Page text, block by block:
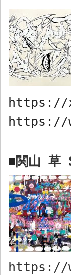
https://
https://
■関山 草
https://